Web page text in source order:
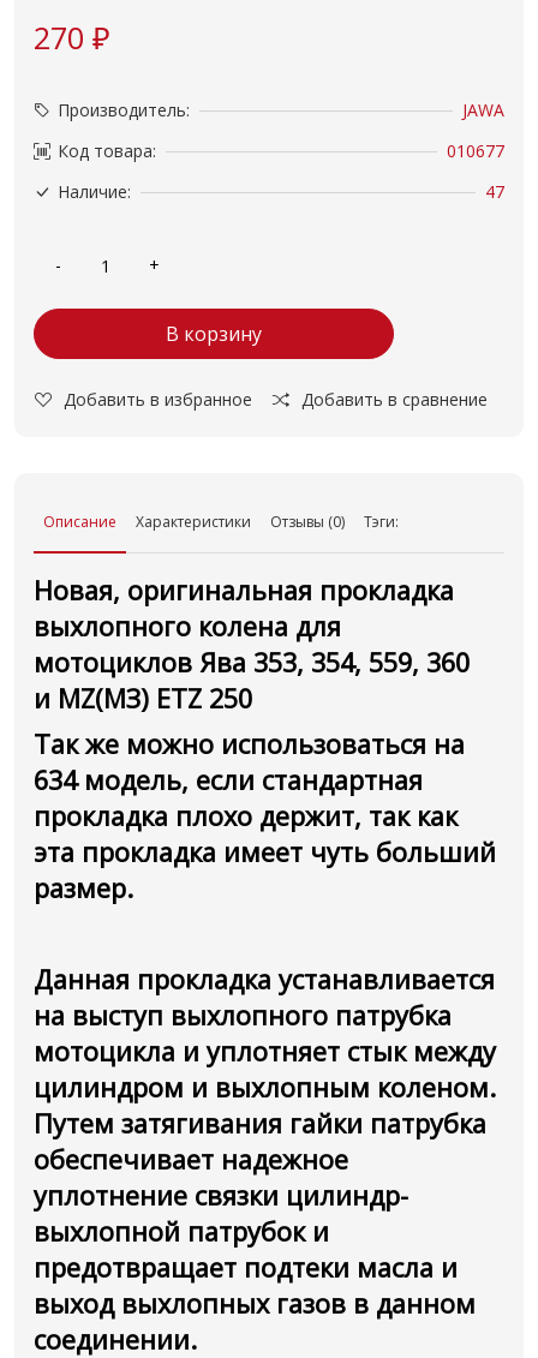
270 ₽
Производитель:
JAWA
Код товара:
010677
Наличие:
47
В корзину
Добавить в избранное Добавить в сравнение
Описание Характеристики Отзывы (0) Тэги:
Новая, оригинальная прокладка
выхлопного колена для
мотоциклов Ява 353, 354, 559, 360
и MZ(МЗ) ETZ 250
Так же можно использоваться на
634 модель, если стандартная
прокладка плохо держит, так как
эта прокладка имеет чуть больший
размер.
Данная прокладка устанавливается
на выступ выхлопного патрубка
мотоцикла и уплотняет стык между
цилиндром и выхлопным коленом.
Путем затягивания гайки патрубка
обеспечивает надежное
уплотнение связки цилиндр-
выхлопной патрубок и
предотвращает подтеки масла и
выход выхлопных газов в данном
соединении.